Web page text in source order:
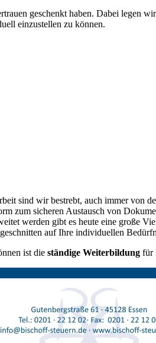
geschenkt haben. Dabei legen
einzustellen zu können.
sind wir bestrebt, auch immer von
zum sicheren Austausch von
werden gibt es heute eine große
auf Ihre individuellen
ist die ständige Weiterbildung für